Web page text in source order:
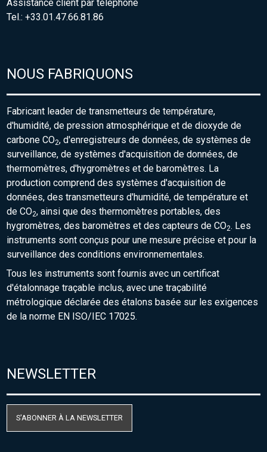
Assistance client par téléphone
Tel.: +33.01.47.66.81.86
NOUS FABRIQUONS
Fabricant leader de transmetteurs de température,
d'humidité, de pression atmosphérique et de dioxyde de
carbone CO2, d'enregistreurs de données, de systèmes de
surveillance, de systèmes d'acquisition de données, de
thermomètres, d'hygromètres et de baromètres. La
production comprend des systèmes d'acquisition de
données, des transmetteurs d'humidité, de température et
de CO2, ainsi que des thermomètres portables, des
hygromètres, des baromètres et des capteurs de CO2. Les
instruments sont conçus pour une mesure précise et pour la
surveillance des conditions environnementales.
Tous les instruments sont fournis avec un certificat
d'étalonnage traçable inclus, avec une traçabilité
métrologique déclarée des étalons basée sur les exigences
de la norme EN ISO/IEC 17025.
NEWSLETTER
S'ABONNER À LA NEWSLETTER